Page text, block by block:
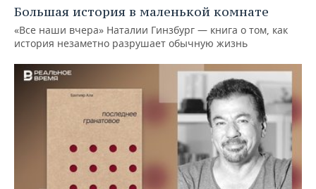
Большая история в маленькой комнате
«Все наши вчера» Наталии Гинзбург — книга о том, как
история незаметно разрушает обычную жизнь